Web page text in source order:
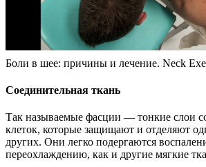
Боли в шее: причины и лечение. Neck
Соединительная ткань
Так называемые фасции — тонкие слои
клеток, которые защищают и отделяют
других. Они легко подергаются
переохлаждению, как и другие мягкие